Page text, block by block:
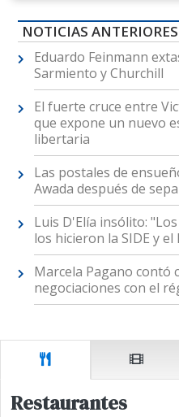
NOTICIAS
Eduardo Feinmann
Sarmiento y Churchill
El fuerte cruce entre
que expone un nuevo
libertaria
Las postales de
Awada después de
Luis D'Elía insólito:
los hicieron la SIDE y el
Marcela Pagano contó
negociaciones con el
Restaurantes